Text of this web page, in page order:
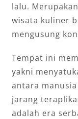
lalu.
wisata kuliner
mengusung
Tempat ini
yakni
antara
jarang
adalah era